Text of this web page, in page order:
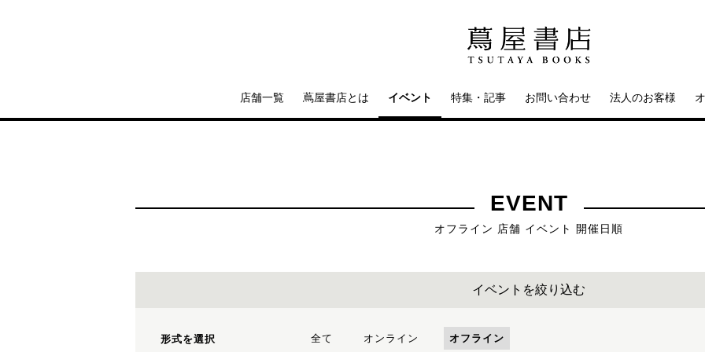
店舗一覧 蔦屋書店とは イベント 特集・記事 お問い合わせ 法人のお客様
EVENT
オフライン 店舗 イベント 開催日順
イベントを絞り込む
形式を選択 全て オンライン オフライン